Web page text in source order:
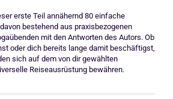
erste Teil annähernd 80 einfache
bestehend aus praxisbezogenen
mit den Antworten des Autors. Ob
oder dich bereits lange damit beschäftigst,
sich auf dem von dir gewählten
Reiseausrüstung bewähren.